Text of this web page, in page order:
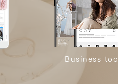
Business tool